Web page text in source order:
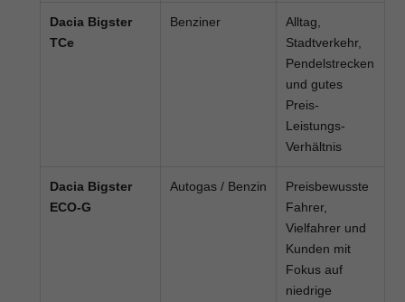
Dacia Bigster
TCe
Benziner
Alltag,
Stadtverkehr,
Pendelstrecken
und gutes
Preis-
Leistungs-
Verhältnis
Dacia Bigster
ECO-G
Autogas / Benzin
Preisbewusste
Fahrer,
Vielfahrer und
Kunden mit
Fokus auf
niedrige